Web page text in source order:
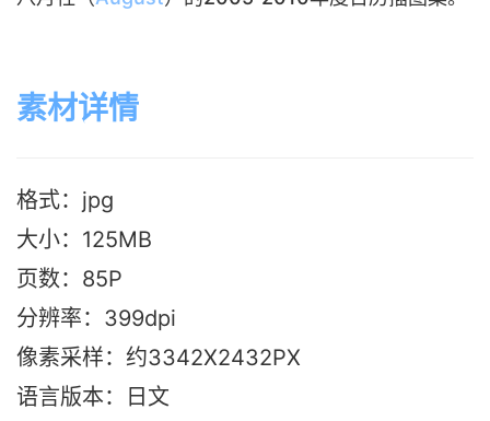
素材详情
格式：jpg
大小：125MB
页数：85P
分辨率：399dpi
像素采样：约3342X2432PX
语言版本：日文